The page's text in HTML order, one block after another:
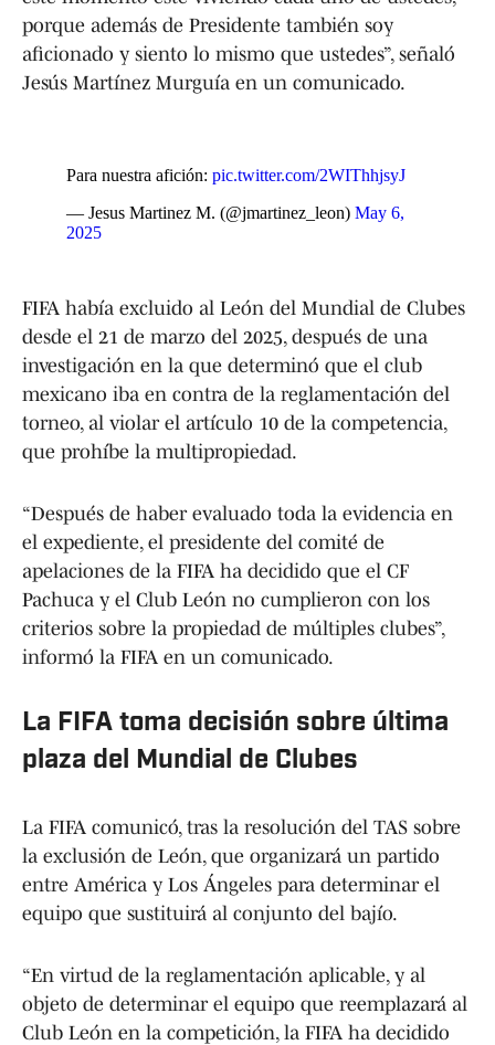
porque además de Presidente también soy
aficionado y siento lo mismo que ustedes”, señaló
Jesús Martínez Murguía en un comunicado.
Para nuestra afición: pic.twitter.com/2WIThhjsyJ
— Jesus Martinez M. (@jmartinez_leon) May 6,
2025
FIFA había excluido al León del Mundial de Clubes
desde el 21 de marzo del 2025, después de una
investigación en la que determinó que el club
mexicano iba en contra de la reglamentación del
torneo, al violar el artículo 10 de la competencia,
que prohíbe la multipropiedad.
“Después de haber evaluado toda la evidencia en
el expediente, el presidente del comité de
apelaciones de la FIFA ha decidido que el CF
Pachuca y el Club León no cumplieron con los
criterios sobre la propiedad de múltiples clubes”,
informó la FIFA en un comunicado.
La FIFA toma decisión sobre última
plaza del Mundial de Clubes
La FIFA comunicó, tras la resolución del TAS sobre
la exclusión de León, que organizará un partido
entre América y Los Ángeles para determinar el
equipo que sustituirá al conjunto del bajío.
“En virtud de la reglamentación aplicable, y al
objeto de determinar el equipo que reemplazará al
Club León en la competición, la FIFA ha decidido